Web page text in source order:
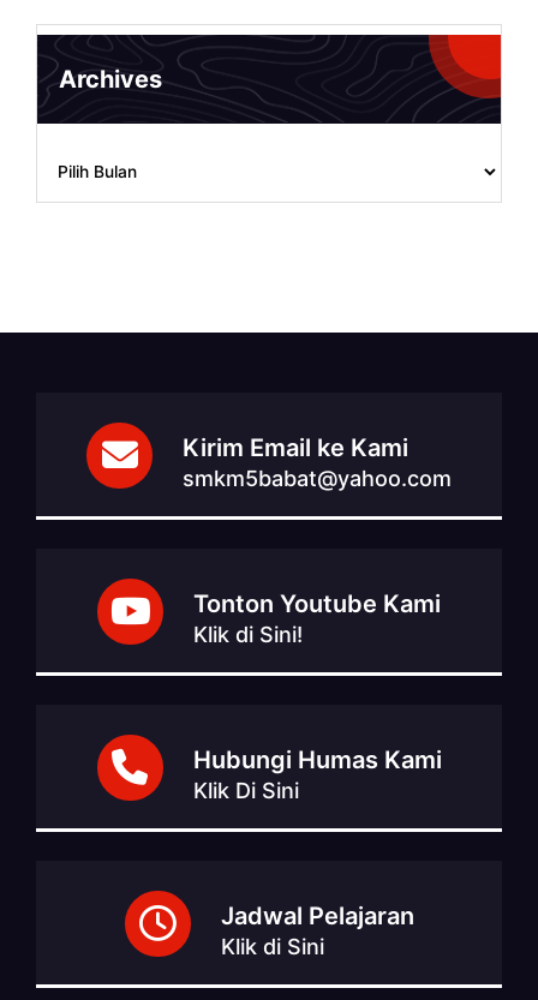
Archives
Kirim Email ke Kami
smkm5babat@yahoo.com
Tonton Youtube Kami
Klik di Sini!
Hubungi Humas Kami
Klik Di Sini
Jadwal Pelajaran
Klik di Sini